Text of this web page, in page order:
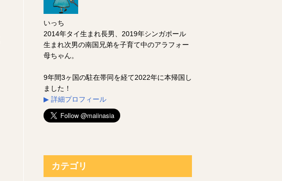
いっち
2014年タイ生まれ長男、2019年シンガポール
生まれ次男の南国兄弟を子育て中のアラフォー
母ちゃん。
9年間3ヶ国の駐在帯同を経て2022年に本帰国し
ました！
▶︎ 詳細プロフィール
カテゴリ